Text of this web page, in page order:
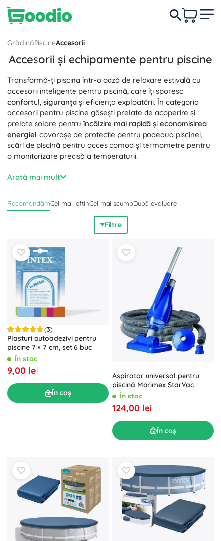
GrădinăPiscineAccesorii
Accesorii și echipamente pentru piscine
Transformă-ți piscina într-o oază de relaxare estivală cu
accesorii inteligente pentru piscină, care îți sporesc
confortul, siguranța și eficiența exploatării. În categoria
accesorii pentru piscine găsești prelate de acoperire și
prelate solare pentru încălzire mai rapidă și economisirea
energiei, covorașe de protecție pentru podeaua piscinei,
scări de piscină pentru acces comod și termometre pentru
o monitorizare precisă a temperaturii.
Pentru
întreținere ușoară
accesorii precum plase pentru impurități, perii pentru
furtunuri pentru aspirator și skimmere. Aceste accesorii
pentru piscină susțin o circulație și o filtrare mai bune,
prelungesc durata de viață a apei și economisesc timp la
curățare. Pentru control precis al apei alege testere de pH
și clor, plutitoare și dozatoare pentru tablete de clor,
plutitoare cu termometru, cuplaje și reductoare, precum și
kituri de reparare pentru folie. Compatibilitatea cu piscine
supraterane și îngropate, precum și cu diferite diametre,
asigurăinstalare fără probleme
durată de viață
îndelungată a echipamentelor. Alege accesorii pentru
piscină care îți aducmai multă plăcere la înotși mai puține
griji legate de întreținere.
Arată mai mult
RecomandămCel mai ieftinCel mai scumpDupă evaluare
Filtre
(3)
Plasturi autoadezivi pentru
piscine 7 × 7 cm, set 6 buc
În stoc
9,00 lei
În coș
Aspirator universal pentru
piscină Marimex StarVac
În stoc
124,00 lei
În coș